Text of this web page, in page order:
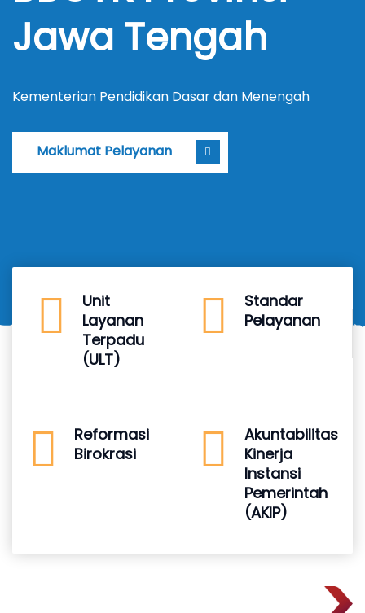
Jawa Tengah
Kementerian Pendidikan Dasar dan Menengah
Maklumat Pelayanan
Unit
Layanan
Terpadu
(ULT)
Standar
Pelayanan
Reformasi
Birokrasi
Akuntabilitas
Kinerja
Instansi
Pemerintah
(AKIP)